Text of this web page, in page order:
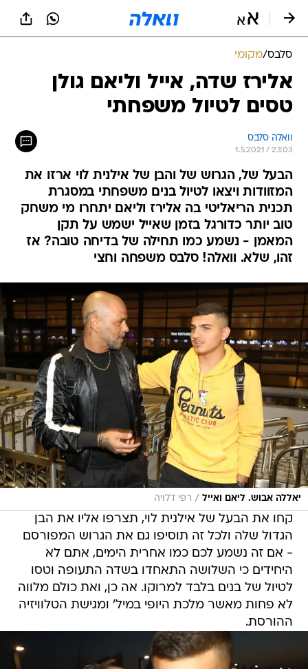
סלבס/מקומי
אלירז שדה, אייל וליאם גולן
טסים לטיול משפחתי
וואלה סלבס
1.5.2021 / 23:03
הבעל של, הגרוש של והבן של אילנית לוי ארזו את
המזוודות ויצאו לטיול בנים משפחתי במסגרת
תכנית הריאליטי בה אלירז וליאם יתחרו מי משחק
טוב יותר כדורגל בזמן שאייל ישמש על תקן
המאמן - נשמע כמו תחילה של בדיחה טובה? אז
זהו, שלא. וואלה! סלבס משפחה וחצי
יאללה אבוש. ליאם ואייל / רפי דלויה
קחו את הבעל של אילנית לוי, תצרפו אליו את הבן
הגדול שלה ולכל זה תוסיפו גם את הגרוש המפורסם
- אם זה נשמע לכם כמו אחרית הימים, אתם לא
היחידים כי השלושה התאחדו בשדה התעופה וטסו
לטיול של בנים בלבד למרוקו. אה כן, ואת כולם מלווה
לא פחות מאשר מלכת היופי במיל' ומגישת הטלוויזיה
ההורסת.